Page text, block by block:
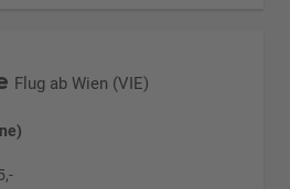
Flug ab Wien (VIE)